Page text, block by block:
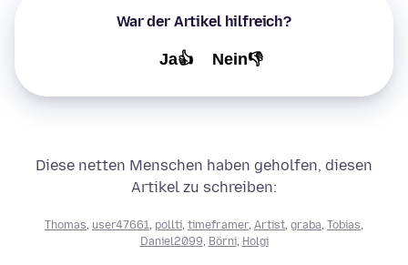
War der Artikel hilfreich?
Ja👍 Nein👎
Diese netten Menschen haben geholfen, diesen
Artikel zu schreiben:
Thomas user47661 pollti timeframer, Artist graba Tobias
Daniel2099 Börni, Holgi